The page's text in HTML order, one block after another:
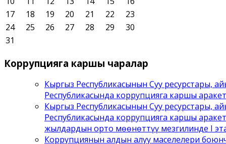
17
18 19 20 21 22
23
24
25 26 27 28 29
30
31
Коррупцияга каршы чаралар
Кыргыз Республикасынын Суу ресурстары,
Республикасында коррупцияга каршы
Кыргыз Республикасынын Суу ресурстары,
Республикасында коррупцияга каршы
жылдардын орто мөөнөттүү мезгилинде I
Коррупциянын алдын алуу маселелери